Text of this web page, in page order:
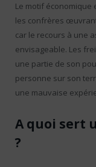
Le motif économique
les confrères œuvrant
car le recours à une
envisageable. Les
une partie de son
personne sur son
une mauvaise
A quoi sert
?